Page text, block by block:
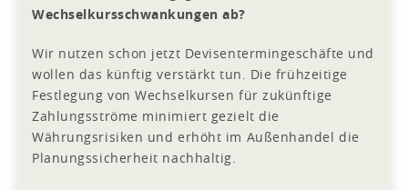
Wechselkursschwankungen ab?
Wir nutzen schon jetzt Devisentermingeschäfte und
wollen das künftig verstärkt tun. Die frühzeitige
Festlegung von Wechselkursen für zukünftige
Zahlungsströme minimiert gezielt die
Währungsrisiken und erhöht im Außenhandel die
Planungssicherheit nachhaltig.